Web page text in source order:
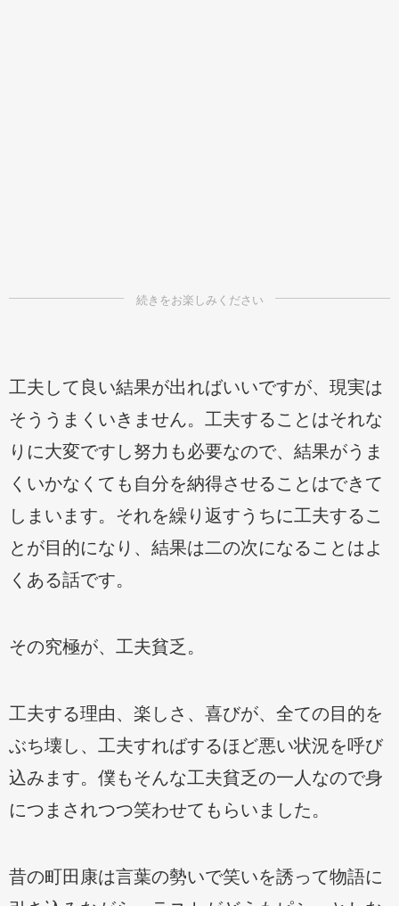
工夫して良い結果が出ればいいですが、現実は
そううまくいきません。工夫することはそれな
りに大変ですし努力も必要なので、結果がうま
くいかなくても自分を納得させることはできて
しまいます。それを繰り返すうちに工夫するこ
とが目的になり、結果は二の次になることはよ
くある話です。
その究極が、工夫貧乏。
工夫する理由、楽しさ、喜びが、全ての目的を
ぶち壊し、工夫すればするほど悪い状況を呼び
込みます。僕もそんな工夫貧乏の一人なので身
につまされつつ笑わせてもらいました。
昔の町田康は言葉の勢いで笑いを誘って物語に